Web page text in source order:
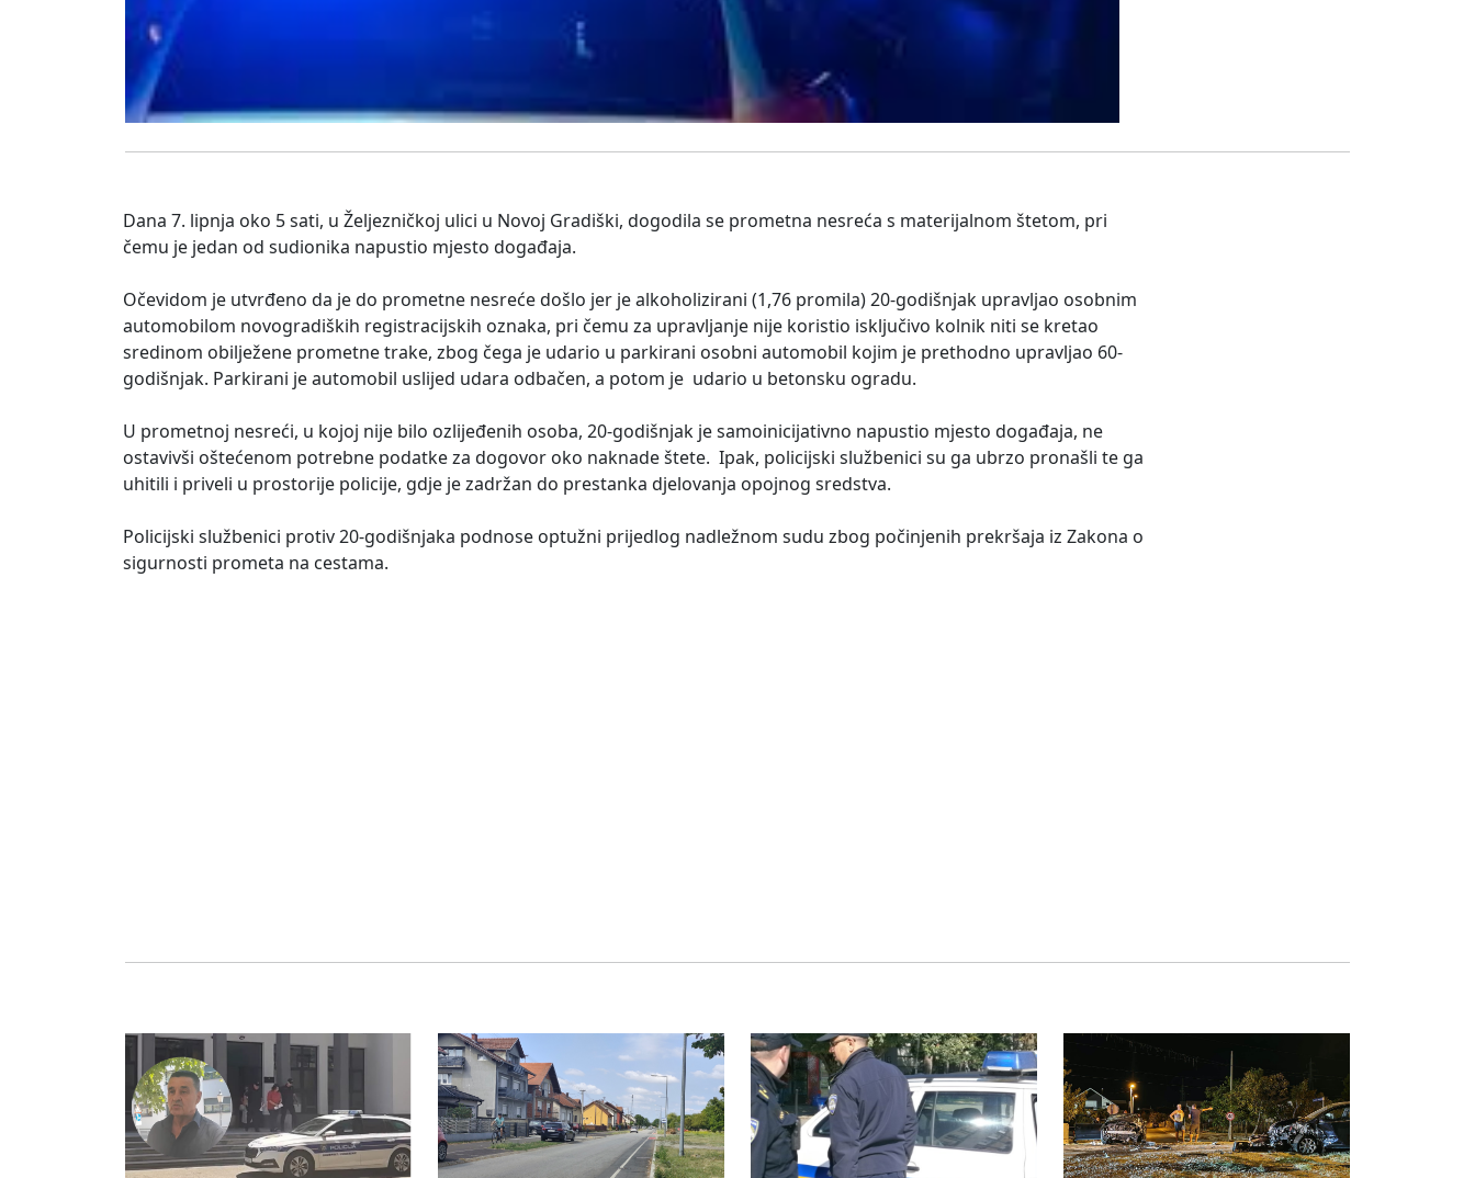
Dana 7. lipnja oko 5 sati, u Željezničkoj ulici u Novoj Gradiški, dogodila se prometna nesreća s materijalnom štetom, pri
čemu je jedan od sudionika napustio mjesto događaja.
Očevidom je utvrđeno da je do prometne nesreće došlo jer je alkoholizirani (1,76 promila) 20-godišnjak upravljao osobnim
automobilom novogradiških registracijskih oznaka, pri čemu za upravljanje nije koristio isključivo kolnik niti se kretao
sredinom obilježene prometne trake, zbog čega je udario u parkirani osobni automobil kojim je prethodno upravljao 60-
godišnjak. Parkirani je automobil uslijed udara odbačen, a potom je udario u betonsku ogradu.
U prometnoj nesreći, u kojoj nije bilo ozlijeđenih osoba, 20-godišnjak je samoinicijativno napustio mjesto događaja, ne
ostavivši oštećenom potrebne podatke za dogovor oko naknade štete. Ipak, policijski službenici su ga ubrzo pronašli te ga
uhitili i priveli u prostorije policije, gdje je zadržan do prestanka djelovanja opojnog sredstva.
Policijski službenici protiv 20-godišnjaka podnose optužni prijedlog nadležnom sudu zbog počinjenih prekršaja iz Zakona o
sigurnosti prometa na cestama.